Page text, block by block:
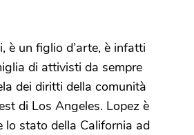
è un figlio d’arte, è infatti
di attivisti da sempre
dei diritti della comunità
di Los Angeles. Lopez è
lo stato della California ad